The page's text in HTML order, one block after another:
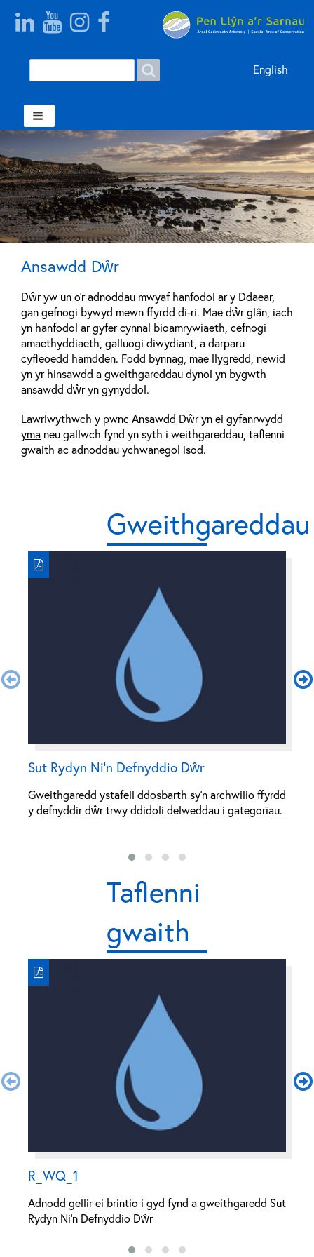
Welsh
English
Ansawdd Dŵr
Dŵr yw un o'r adnoddau mwyaf hanfodol ar y Ddaear,
gan gefnogi bywyd mewn ffyrdd di-ri. Mae dŵr glân, iach
yn hanfodol ar gyfer cynnal bioamrywiaeth, cefnogi
amaethyddiaeth, galluogi diwydiant, a darparu
cyfleoedd hamdden. Fodd bynnag, mae llygredd, newid
yn yr hinsawdd a gweithgareddau dynol yn bygwth
ansawdd dŵr yn gynyddol.
Lawrlwythwch y pwnc Ansawdd Dŵr yn ei gyfanrwydd
yma neu gallwch fynd yn syth i weithgareddau, taflenni
gwaith ac adnoddau ychwanegol isod.
Gweithgareddau
Sut Rydyn Ni’n Defnyddio Dŵr
Gweithgaredd ystafell ddosbarth sy'n archwilio ffyrdd
y defnyddir dŵr trwy ddidoli delweddau i gategorïau.
Taflenni
gwaith
R_WQ_1
Adnodd gellir ei brintio i gyd fynd a gweithgaredd Sut
Rydyn Ni’n Defnyddio Dŵr